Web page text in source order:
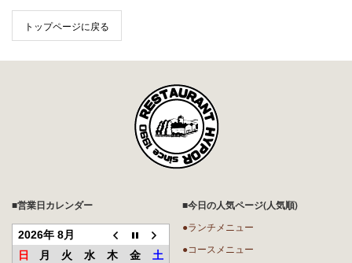
トップページに戻る
■営業日カレンダー
2026年 8月
日
月 火 水 木 金
土
■今日の人気ページ(人気順)
●ランチメニュー
●コースメニュー